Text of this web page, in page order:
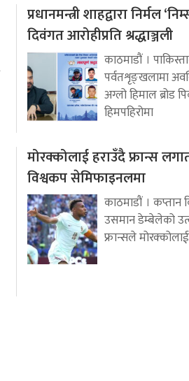
प्रधानमन्त्री शाहद्वारा निर्मल
दिवंगत आरोहीप्रति श्रद्धाञ्जली
काठमाडौं ।
पर्वतशृङ्खलामा
अग्लो हिमाल ब्रोड
हिमपहिरोमा
मोरक्कोलाई हराउँदै फ्रान्स
विश्वकप सेमिफाइनलमा
काठमाडौं । कप्तान
उसमान डेम्बेलेको
फ्रान्सले